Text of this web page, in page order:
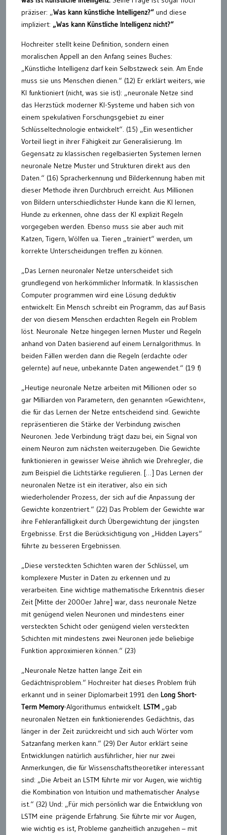
präziser: „Was kann künstliche Intelligenz?“ und diese
impliziert: „Was kann Künstliche Intelligenz nicht?“
Hochreiter stellt keine Definition, sondern einen
moralischen Appell an den Anfang seines Buches:
„Künstliche Intelligenz darf kein Selbstzweck sein. Am Ende
muss sie uns Menschen dienen.“ (12) Er erklärt weiters, wie
KI funktioniert (nicht, was sie ist): „neuronale Netze sind
das Herzstück moderner KI-Systeme und haben sich von
einem spekulativen Forschungsgebiet zu einer
Schlüsseltechnologie entwickelt“. (15) „Ein wesentlicher
Vorteil liegt in ihrer Fähigkeit zur Generalisierung. Im
Gegensatz zu klassischen regelbasierten Systemen lernen
neuronale Netze Muster und Strukturen direkt aus den
Daten.“ (16) Spracherkennung und Bilderkennung haben mit
dieser Methode ihren Durchbruch erreicht. Aus Millionen
von Bildern unterschiedlichster Hunde kann die KI lernen,
Hunde zu erkennen, ohne dass der KI explizit Regeln
vorgegeben werden. Ebenso muss sie aber auch mit
Katzen, Tigern, Wölfen ua. Tieren „trainiert“ werden, um
korrekte Unterscheidungen treffen zu können.
„Das Lernen neuronaler Netze unterscheidet sich
grundlegend von herkömmlicher Informatik. In klassischen
Computer programmen wird eine Lösung deduktiv
entwickelt: Ein Mensch schreibt ein Programm, das auf Basis
der von diesem Menschen erdachten Regeln ein Problem
löst. Neuronale Netze hingegen lernen Muster und Regeln
anhand von Daten basierend auf einem Lernalgorithmus. In
beiden Fällen werden dann die Regeln (erdachte oder
gelernte) auf neue, unbekannte Daten angewendet.“ (19 f)
„Heutige neuronale Netze arbeiten mit Millionen oder so
gar Milliarden von Parametern, den genannten »Gewichten«,
die für das Lernen der Netze entscheidend sind. Gewichte
repräsentieren die Stärke der Verbindung zwischen
Neuronen. Jede Verbindung trägt dazu bei, ein Signal von
einem Neuron zum nächsten weiterzugeben. Die Gewichte
funktionieren in gewisser Weise ähnlich wie Drehregler, die
zum Beispiel die Lichtstärke regulieren. […] Das Lernen der
neuronalen Netze ist ein iterativer, also ein sich
wiederholender Prozess, der sich auf die Anpassung der
Gewichte konzentriert.“ (22) Das Problem der Gewichte war
ihre Fehleranfälligkeit durch Übergewichtung der jüngsten
Ergebnisse. Erst die Berücksichtigung von „Hidden Layers“
führte zu besseren Ergebnissen.
„Diese versteckten Schichten waren der Schlüssel, um
komplexere Muster in Daten zu erkennen und zu
verarbeiten. Eine wichtige mathematische Erkenntnis dieser
Zeit [Mitte der 2000er Jahre] war, dass neuronale Netze
mit genügend vielen Neuronen und mindestens einer
versteckten Schicht oder genügend vielen versteckten
Schichten mit mindestens zwei Neuronen jede beliebige
Funktion approximieren können.“ (23)
„Neuronale Netze hatten lange Zeit ein
Gedächtnisproblem.“ Hochreiter hat dieses Problem früh
erkannt und in seiner Diplomarbeit 1991 den Long Short-
Term Memory-Algorithumus entwickelt. LSTM „gab
neuronalen Netzen ein funktionierendes Gedächtnis, das
länger in der Zeit zurückreicht und sich auch Wörter vom
Satzanfang merken kann.“ (29) Der Autor erklärt seine
Entwicklungen natürlich ausführlicher, hier nur zwei
Anmerkungen, die für Wissenschaftstheoretiker interessant
sind: „Die Arbeit an LSTM führte mir vor Augen, wie wichtig
die Kombination von Intuition und mathematischer Analyse
ist.“ (32) Und: „Für mich persönlich war die Entwicklung von
LSTM eine prägende Erfahrung. Sie führte mir vor Augen,
wie wichtig es ist, Probleme ganzheitlich anzugehen – mit